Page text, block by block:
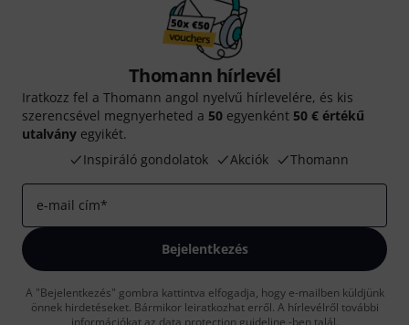
Thomann hírlevél
Iratkozz fel a Thomann angol nyelvű hírlevelére, és kis
szerencsével megnyerheted a 50 egyenként 50 € értékű
utalvány egyikét.
Inspiráló gondolatok
Akciók Thomann
e-mail cím*
Bejelentkezés
A "Bejelentkezés" gombra kattintva elfogadja, hogy e-mailben küldjünk
önnek hirdetéseket. Bármikor leiratkozhat erről. A hírlevélről további
információkat az data protection guideline -ben talál.